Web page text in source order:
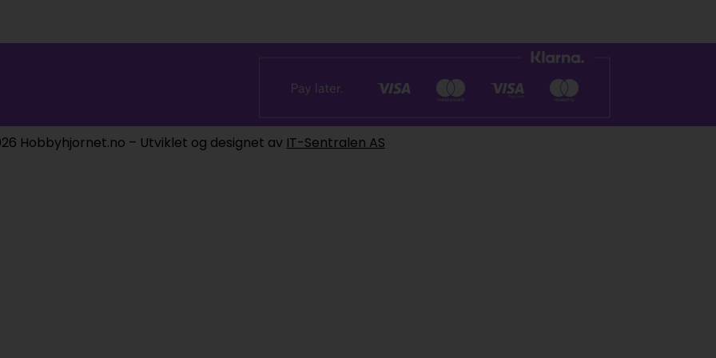
Hobbyhjornet.no – Utviklet og designet av IT-Sentralen AS